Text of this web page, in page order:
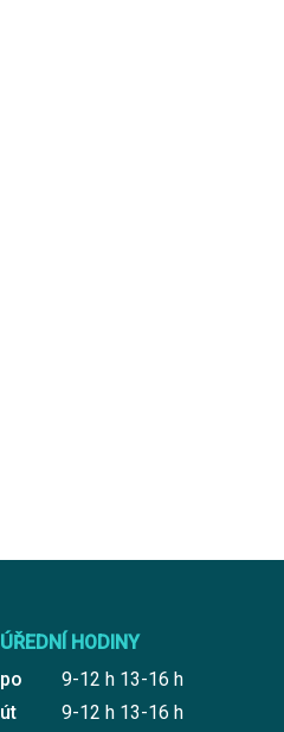
ÚŘEDNÍ HODINY
po
9-12 h 13-16 h
út
9-12 h 13-16 h